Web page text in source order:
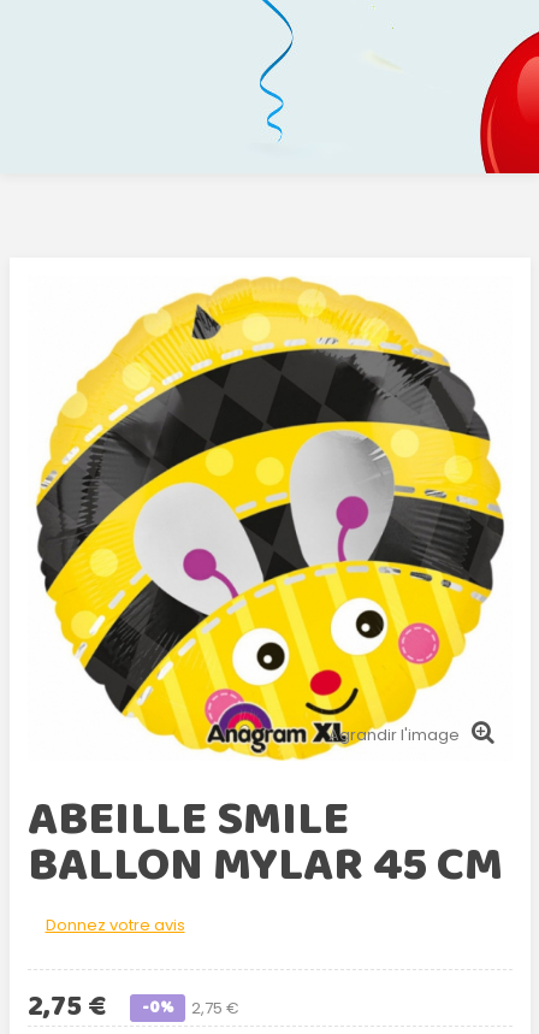
Agrandir l'image
ABEILLE SMILE
BALLON MYLAR 45 CM
Donnez votre avis
2,75 €
2,75 € -0%